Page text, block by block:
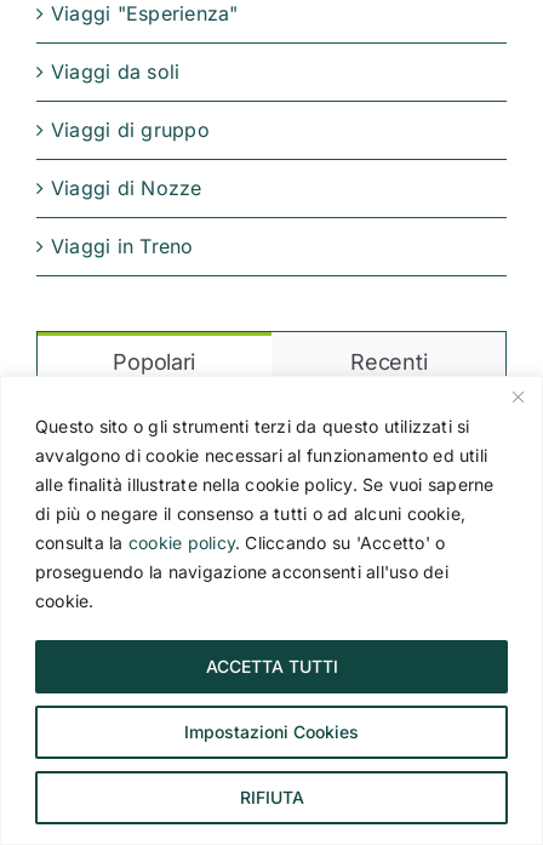
Questo sito o gli strumenti terzi da questo utilizzati si
avvalgono di cookie necessari al funzionamento ed utili
alle finalità illustrate nella cookie policy. Se vuoi saperne
di più o negare il consenso a tutti o ad alcuni cookie,
consulta la cookie policy. Cliccando su 'Accetto' o
proseguendo la navigazione acconsenti all'uso dei
cookie.
Impostazioni Cookies
RIFIUTA
ACCETTA TUTTI
Viaggi "Esperienza"
Viaggi da soli
Viaggi di gruppo
Viaggi di Nozze
Viaggi in Treno
Popolari Recenti
Okinawa, Giappone: cosa vedere,
quando andare e come organizzare
il viaggio
I paradisi nascosti dell’Asia: le più
Viaggio in Cile: scopri il deserto di
Atacama
5 Gennaio 2025
I 10 accessori da viaggio di cui non